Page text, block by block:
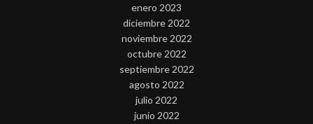
enero 2023
diciembre 2022
noviembre 2022
octubre 2022
septiembre 2022
agosto 2022
julio 2022
junio 2022